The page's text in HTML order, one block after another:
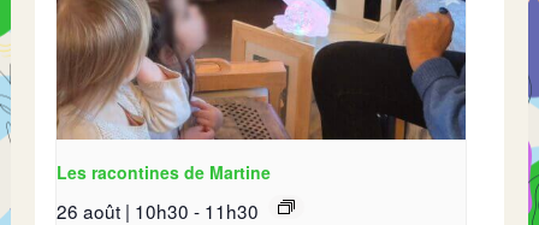
Les racontines de Martine
26 août | 10h30 - 11h30